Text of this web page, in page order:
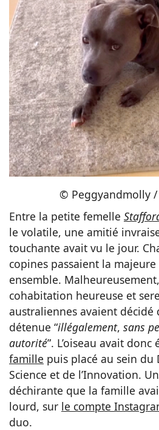
© Peggyandmolly
Entre la petite femelle
le volatile, une amitié
touchante avait vu le jour.
copines passaient la
ensemble.
cohabitation heureuse et
australiennes avaient décidé
détenue “illégalement, sans
autorité”. L’oiseau avait donc
famille puis placé au sein du
Science et de l’Innovation.
déchirante que la famille
lourd, sur le compte
duo.